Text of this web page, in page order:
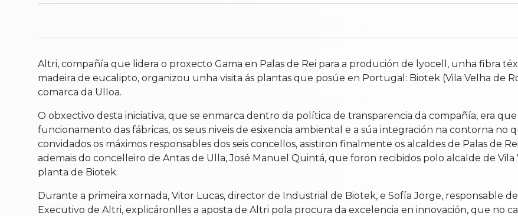
Altri, compañía que lidera o proxecto Gama en Palas de Rei para a produción de lyocell, unha fibra
madeira de eucalipto, organizou unha visita ás plantas que posúe en Portugal: Biotek (Vila Velha de
comarca da Ulloa.
O obxectivo desta iniciativa, que se enmarca dentro da política de transparencia da compañía, era
funcionamento das fábricas, os seus niveis de esixencia ambiental e a súa integración na contorna no
convidados os máximos responsables dos seis concellos, asistiron finalmente os alcaldes de Palas de
ademais do concelleiro de Antas de Ulla, José Manuel Quintá, que foron recibidos polo alcalde de
planta de Biotek.
Durante a primeira xornada, Vitor Lucas, director de Industrial de Biotek, e Sofía Jorge, responsable
Executivo de Altri, explicáronlles a aposta de Altri pola procura da excelencia en innovación, que no